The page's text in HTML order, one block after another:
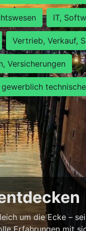
IT,
Vertrieb, Verkauf,
Versicherungen
um die Ecke –